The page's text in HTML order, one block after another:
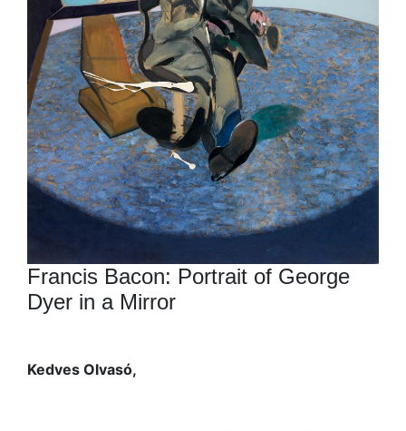
Francis Bacon: Portrait of George
Dyer in a Mirror
Kedves Olvasó,